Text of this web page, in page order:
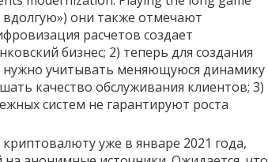
они также отмечают
расчетов создает
бизнес; 2) теперь для создания
учитывать меняющуюся динамику
качество обслуживания клиентов; 3)
систем не гарантируют роста
уже в январе 2021 года,